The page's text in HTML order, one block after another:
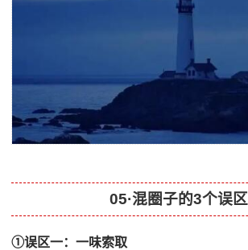
05·混圈子的3个误区
①误区一：一味索取